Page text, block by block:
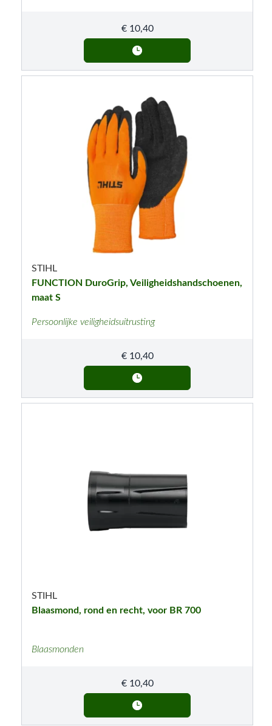
€10,40
STIHL
FUNCTION DuroGrip, Veiligheidshandschoenen,
maat S
Persoonlijke veiligheidsuitrusting
€10,40
STIHL
Blaasmond, rond en recht, voor BR 700
Blaasmonden
€10,40